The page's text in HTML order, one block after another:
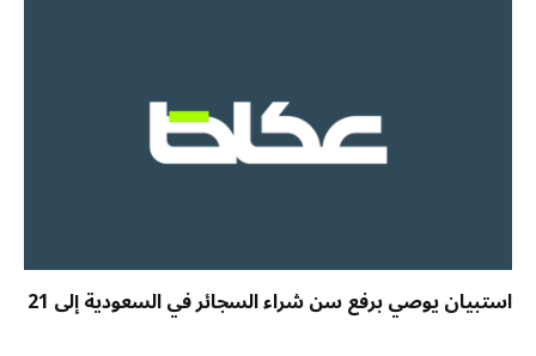
استبيان يوصي برفع سن شراء السجائر في السعودية إلى 21